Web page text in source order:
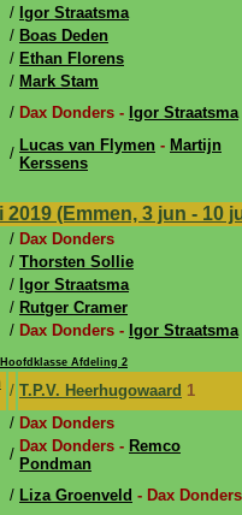
/ Igor Straatsma
/ Boas Deden
/ Ethan Florens
/ Mark Stam
/ Dax Donders - Igor Straatsma
/ Lucas van Flymen - Martijn
Kerssens
(Emmen, 3 jun - 10
/ Dax Donders
/ Thorsten Sollie
/ Igor Straatsma
/ Rutger Cramer
/ Dax Donders - Igor Straatsma
Afdeling 2
/ T.P.V. Heerhugowaard 1
/ Dax Donders
/ Dax Donders - Remco
Pondman
/ Liza Groenveld - Dax Donders